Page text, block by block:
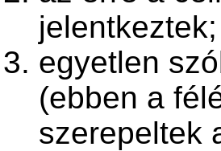
jelentkeztek;
egyetlen
(ebben a
szerepeltek